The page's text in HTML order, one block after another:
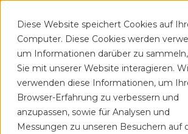
Diese Website speichert Cookies auf
Computer. Diese Cookies werden
um Informationen darüber zu
Sie mit unserer Website interagieren.
verwenden diese Informationen, um
Browser-Erfahrung zu verbessern und
anzupassen, sowie für Analysen und
Messungen zu unseren Besuchern auf